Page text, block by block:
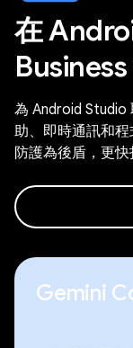
在
為 Android Studio
助、即時通訊和
防護為後盾，更快
Gemini